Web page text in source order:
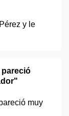
pareció